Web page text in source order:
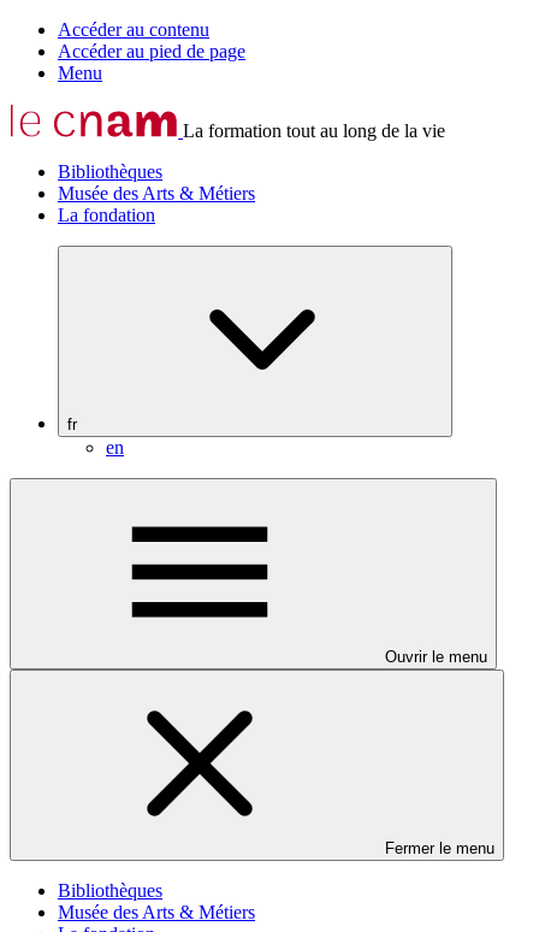
Accéder au contenu
Accéder au pied de page
Menu
La formation tout au long de la vie
Bibliothèques
Musée des Arts & Métiers
La fondation
fr
en
Ouvrir le menu
Fermer le menu
Bibliothèques
Musée des Arts & Métiers